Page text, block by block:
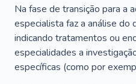
Na fase de transição para a
especialista faz a análise do
indicando tratamentos ou
especialidades a
específicas (como por